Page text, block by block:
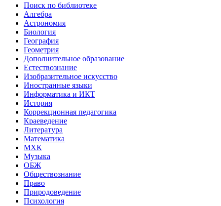
Поиск по библиотеке
Алгебра
Астрономия
Биология
География
Геометрия
Дополнительное образование
Естествознание
Изобразительное искусство
Иностранные языки
Информатика и ИКТ
История
Коррекционная педагогика
Краеведение
Литература
Математика
МХК
Музыка
ОБЖ
Обществознание
Право
Природоведение
Психология